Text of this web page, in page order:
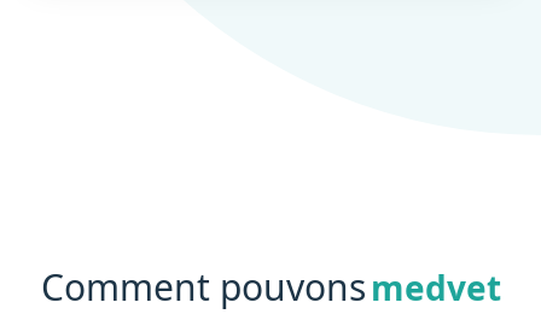
Comment pouvonsmedvet